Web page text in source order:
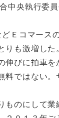
央執行委員
Ｅコマース
も激増し
びに拍車
ではない
のにして